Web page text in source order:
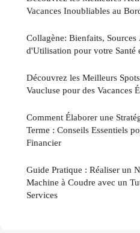
Vacances Inoubliables au
Collagène: Bienfaits,
d'Utilisation pour votre Santé
Découvrez les Meilleurs
Vaucluse pour des Vacances
Comment Élaborer une
Terme : Conseils Essentiels
Financier
Guide Pratique : Réaliser un
Machine à Coudre avec un
Services